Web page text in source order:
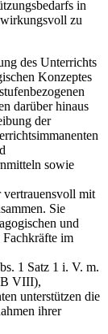
in
zu
des Unterrichts
Konzeptes
darüber hinaus
der
sowie
vertrauensvoll mit
Sie
und
Fachkräfte im
1 Satz 1 i. V. m.
VIII),
unterstützen die
ihrer